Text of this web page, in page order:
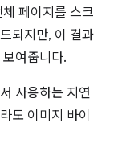
페이지를 스크
되지만, 이 결과
여줍니다.
사용하는 지연
도 이미지 바이